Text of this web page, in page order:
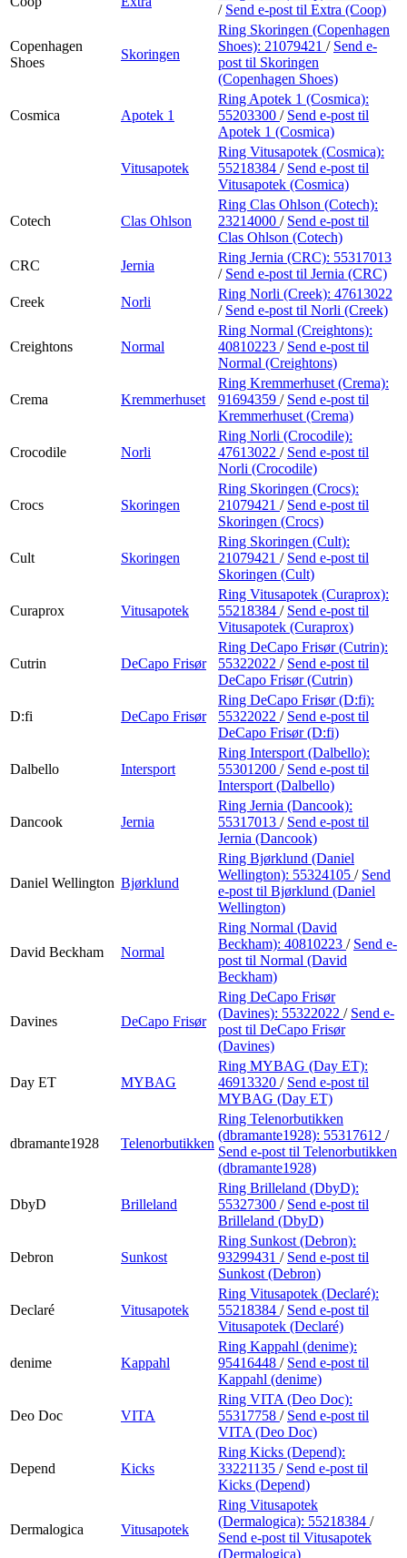
/ Send e-post til Extra (Coop)
Copenhagen
Shoes
Skoringen
Ring Skoringen (Copenhagen
Shoes): 21079421 / Send e-
post til Skoringen
(Copenhagen Shoes)
Cosmica Apotek 1
Ring Apotek 1 (Cosmica):
55203300 / Send e-post til
Apotek 1 (Cosmica)
Vitusapotek
Ring Vitusapotek (Cosmica):
55218384 / Send e-post til
Vitusapotek (Cosmica)
Cotech Clas Ohlson
Ring Clas Ohlson (Cotech):
23214000 / Send e-post til
Clas Ohlson (Cotech)
CRC
Jernia
Ring Jernia (CRC): 55317013
/ Send e-post til Jernia (CRC)
Creek
Norli
Ring Norli (Creek): 47613022
/ Send e-post til Norli (Creek)
Creightons Normal
Ring Normal (Creightons):
40810223 / Send e-post til
Normal (Creightons)
Crema Kremmerhuset
Ring Kremmerhuset (Crema):
91694359 / Send e-post til
Kremmerhuset (Crema)
Crocodile Norli
Ring Norli (Crocodile):
47613022 / Send e-post til
Norli (Crocodile)
Crocs Skoringen
Ring Skoringen (Crocs):
21079421 / Send e-post til
Skoringen (Crocs)
Cult Skoringen
Ring Skoringen (Cult):
21079421 / Send e-post til
Skoringen (Cult)
Curaprox Vitusapotek
Ring Vitusapotek (Curaprox):
55218384 / Send e-post til
Vitusapotek (Curaprox)
Cutrin DeCapo Frisør
Ring DeCapo Frisør (Cutrin):
55322022 / Send e-post til
DeCapo Frisør (Cutrin)
D:fi DeCapo Frisør
Ring DeCapo Frisør (D:fi):
55322022 / Send e-post til
DeCapo Frisør (D:fi)
Dalbello Intersport
Ring Intersport (Dalbello):
55301200 / Send e-post til
Intersport (Dalbello)
Dancook Jernia
Ring Jernia (Dancook):
55317013 / Send e-post til
Jernia (Dancook)
Daniel Wellington Bjørklund
Ring Bjørklund (Daniel
Wellington): 55324105 / Send
e-post til Bjørklund (Daniel
Wellington)
David Beckham Normal
Ring Normal (David
Beckham): 40810223 / Send e-
post til Normal (David
Beckham)
Davines DeCapo Frisør
Ring DeCapo Frisør
(Davines): 55322022 / Send e-
post til DeCapo Frisør
(Davines)
Day ET MYBAG
Ring MYBAG (Day ET):
46913320 / Send e-post til
MYBAG (Day ET)
dbramante1928 Telenorbutikken
Ring Telenorbutikken
(dbramante1928): 55317612 /
Send e-post til Telenorbutikken
(dbramante1928)
DbyD Brilleland
Ring Brilleland (DbyD):
55327300 / Send e-post til
Brilleland (DbyD)
Debron Sunkost
Ring Sunkost (Debron):
93299431 / Send e-post til
Sunkost (Debron)
Declaré Vitusapotek
Ring Vitusapotek (Declaré):
55218384 / Send e-post til
Vitusapotek (Declaré)
denime Kappahl
Ring Kappahl (denime):
95416448 / Send e-post til
Kappahl (denime)
Deo Doc VITA
Ring VITA (Deo Doc):
55317758 / Send e-post til
VITA (Deo Doc)
Depend Kicks
Ring Kicks (Depend):
33221135 / Send e-post til
Kicks (Depend)
Dermalogica Vitusapotek
Ring Vitusapotek
(Dermalogica): 55218384 /
Send e-post til Vitusapotek
(Dermalogica)